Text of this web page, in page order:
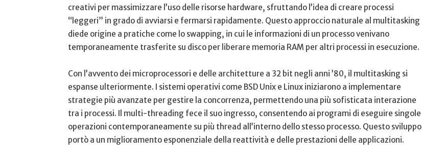
creativi per massimizzare l’uso delle risorse hardware, sfruttando l’idea di creare ⁣processi
“leggeri” ⁣in ⁢grado di‍ avviarsi e fermarsi rapidamente. ⁢Questo approccio naturale al multitasking
diede ⁢origine a ​pratiche come lo swapping, in cui le informazioni ​di un processo venivano
temporaneamente trasferite‍ su disco per liberare memoria RAM⁤ per altri processi in esecuzione.
Con l’avvento dei microprocessori e delle architetture a 32 bit negli anni ‍’80, il‍ multitasking si‌
espanse ulteriormente. ​I sistemi operativi come BSD Unix e Linux iniziarono ⁤a implementare
⁤strategie più avanzate ⁢per gestire la concorrenza, permettendo una più sofisticata interazione
tra i ​processi. ‍Il multi-threading fece il ‍suo ingresso, consentendo ai programi ⁢di‍ eseguire singole
operazioni contemporaneamente su più thread all’interno dello stesso processo. Questo‍ sviluppo⁤
portò a un miglioramento esponenziale ⁢della ⁤reattività e delle prestazioni delle applicazioni.